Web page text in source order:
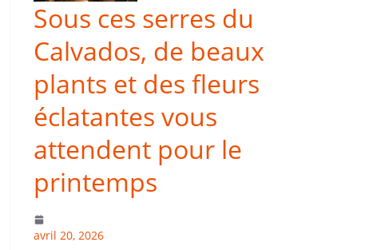
Sous ces serres du
Calvados, de beaux
plants et des fleurs
éclatantes vous
attendent pour le
printemps
avril 20, 2026